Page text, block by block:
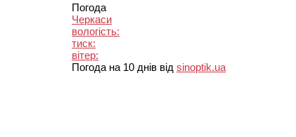
Погода
Черкаси
вологість:
тиск:
вітер:
Погода на 10 днів від sinoptik.ua